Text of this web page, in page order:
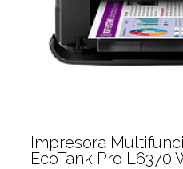
Impresora
EcoTank